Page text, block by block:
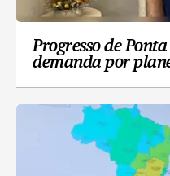
Progresso de
demanda por